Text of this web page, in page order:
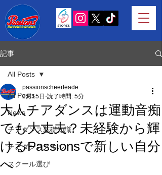
記事
All Posts
News
チアダンス基礎知識
チアダンススキル
スクール選び
All Posts
大人チアダンスは運動音痴
でも大丈夫？未経験から輝
けるPassionsで新しい自分
へ
passionscheerleade
2月15日 読了時間: 5分